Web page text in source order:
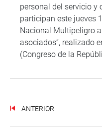
personal del servicio y
participan este jueves
Nacional Multipeligro
asociados”, realizado
(Congreso de la
ANTERIOR